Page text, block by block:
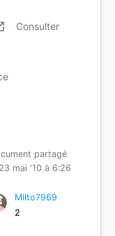
Consulter
partagé
mai '10 à 6:26
Milto7969
2